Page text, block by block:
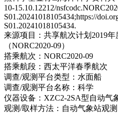
10-15.10.12212/
S01.20241018105434;https://
S01.20241018105434.
来源项目： 共享航次计划2019
（NORC2020-09）
搭乘航次： NORC2020-09
搭乘航段： 西太平洋春季航次
调查/观测平台类型： 水面船
调查/观测平台名称： 科学
仪器设备： XZC2-2SA型自动气
观测/取样方法： 自动气象站观测